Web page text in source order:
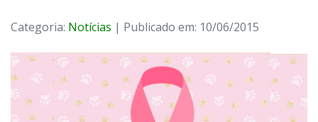
Categoria: Notícias | Publicado em: 10/06/2015